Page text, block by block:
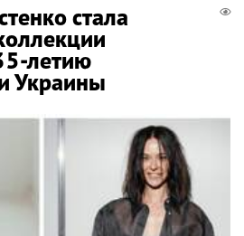
стала
летию
Украины